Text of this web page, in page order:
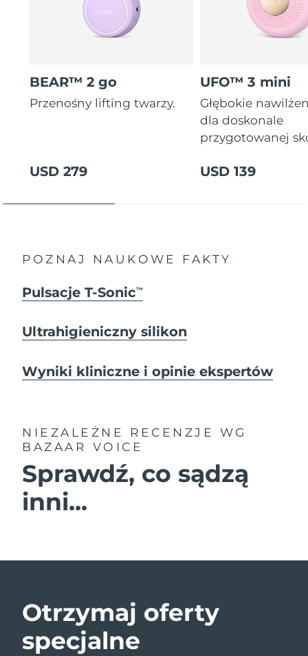
BEAR™ 2 go
Przenośny lifting twarzy.
USD 279
UFO™ 3 mini
Głębokie
dla doskonale
przygotowanej
USD 139
POZNAJ NAUKOWE FAKTY
Pulsacje T-SonicTM
Ultrahigieniczny silikon
Wyniki kliniczne i opinie ekspertów
NIEZALEŻNE RECENZJE
WG
BAZAAR VOICE
Sprawdź, co sądzą
inni...
Otrzymaj oferty
specjalne